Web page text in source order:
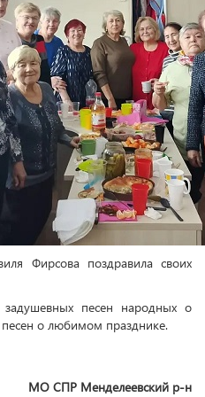
Фирсова поздравила своих
песен народных о
о любимом празднике.
МО СПР Менделеевский р-н